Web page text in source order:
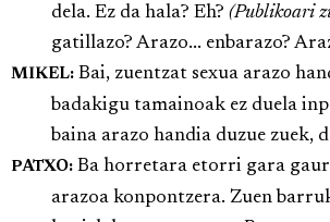
dela. Ez da hala? Eh?(Publikoari
gatillazo? Arazo... enbarazo?
MIKEL: Bai, zuentzat sexua arazo
badakigu tamainoak ez duela
baina arazo handia duzue zuek,
PATXO: Ba horretara etorri gara gaur
arazoa konpontzera. Zuen